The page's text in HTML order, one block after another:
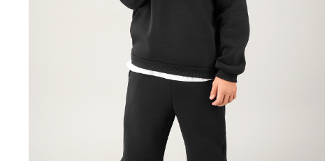
Нижнее бельё
Пиджаки, жилеты и жакеты
Пижамы
Толстовки, свитшоты и худи